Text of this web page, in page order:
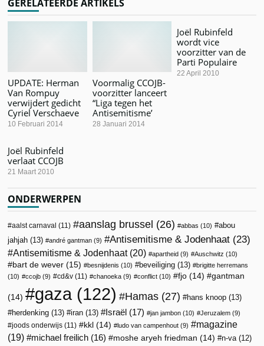
GERELATEERDE ARTIKELS
UPDATE: Herman
Van Rompuy
verwijdert gedicht
Cyriel Verschaeve
10 Februari 2014
Voormalig CCOJB-
voorzitter lanceert
“Liga tegen het
Antisemitisme’
28 Januari 2014
Joël Rubinfeld
wordt vice
voorzitter van de
Parti Populaire
22 April 2010
Joël Rubinfeld
verlaat CCOJB
21 Maart 2010
ONDERWERPEN
aalst carnaval (11) aanslag brussel (26) abbas (10)
abou
jahjah (13) andré gantman (9) Antisemitisme & Jodenhaat (23)
Antisemitisme & Jodenhaat(20) apartheid (9) Auschwitz (10)
bart de wever (15) besnijdenis (10) beveiliging (13)
brigitte herremans
(10)
ccojb (9) cd&v (11) chanoeka (9) conflict (10) fjo (14) gantman
(14) gaza(122) Hamas (27) hans knoop (13)
herdenking (13) iran (13) Israël (17) jan jambon (10) Jeruzalem (9)
joods onderwijs (11) kkl (14) ludo van campenhout (9)
magazine
(19)
michael freilich (16) moshe aryeh friedman (14) n-va (12)